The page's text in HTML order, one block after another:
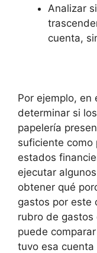
Analizar
cuenta,
Por ejemplo, en
determinar si
papelería
suficiente como
estados
ejecutar
obtener qué
gastos por este
rubro de gastos
puede
tuvo esa